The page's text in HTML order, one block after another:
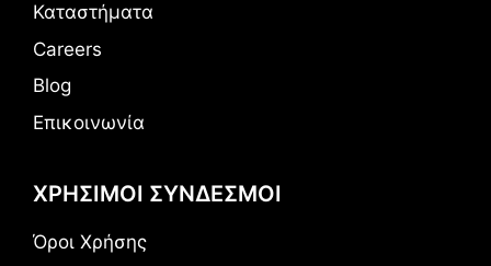
Καταστήματα
Careers
Blog
Επικοινωνία
ΧΡΗΣΙΜΟΙ ΣΥΝΔΕΣΜΟΙ
Όροι Χρήσης